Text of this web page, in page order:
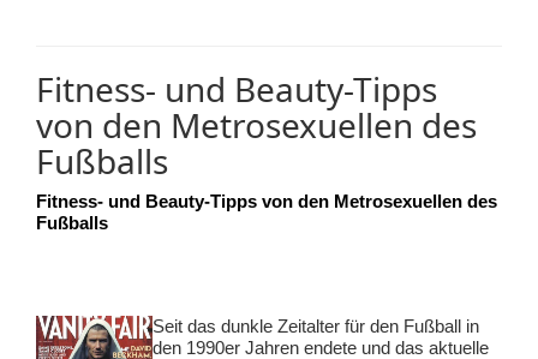
Fitness- und Beauty-Tipps
von den Metrosexuellen des
Fußballs
Fitness- und Beauty-Tipps von den Metrosexuellen des
Fußballs
Seit das dunkle Zeitalter für den Fußball in
den 1990er Jahren endete und das aktuelle